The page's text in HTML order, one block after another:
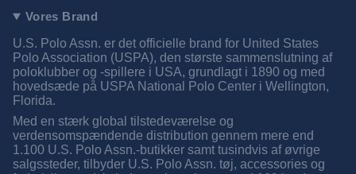
Vores Brand
U.S. Polo Assn. er det officielle brand for United States
Polo Association (USPA), den største sammenslutning af
poloklubber og -spillere i USA, grundlagt i 1890 og med
hovedsæde på USPA National Polo Center i Wellington,
Florida.
Med en stærk global tilstedeværelse og
verdensomspændende distribution gennem mere end
1.100 U.S. Polo Assn.-butikker samt tusindvis af øvrige
salgssteder, tilbyder U.S. Polo Assn. tøj, accessories og